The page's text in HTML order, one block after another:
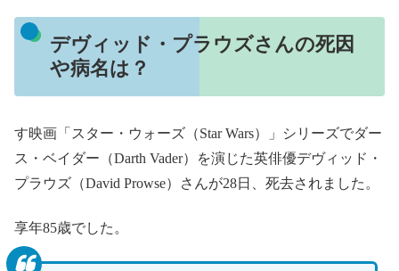
デヴィッド・プラウズさんの死因
や病名は？
す映画「スター・ウォーズ（Star Wars）」シリーズでダー
ス・ベイダー（Darth Vader）を演じた英俳優デヴィッド・
プラウズ（David Prowse）さんが28日、死去されました。
享年85歳でした。